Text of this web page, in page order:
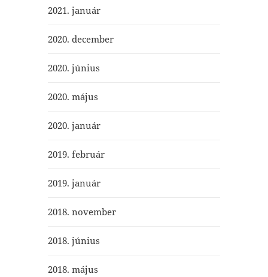
2021. január
2020. december
2020. június
2020. május
2020. január
2019. február
2019. január
2018. november
2018. június
2018. május